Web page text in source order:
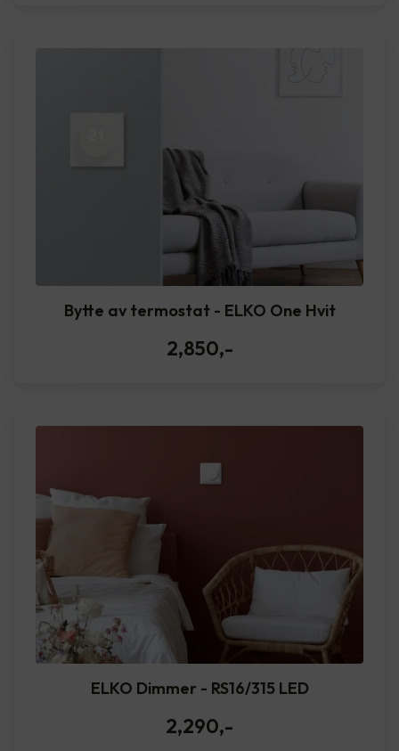
Bytte av termostat - ELKO One Hvit
2,850,-
ELKO Dimmer - RS16/315 LED
2,290,-